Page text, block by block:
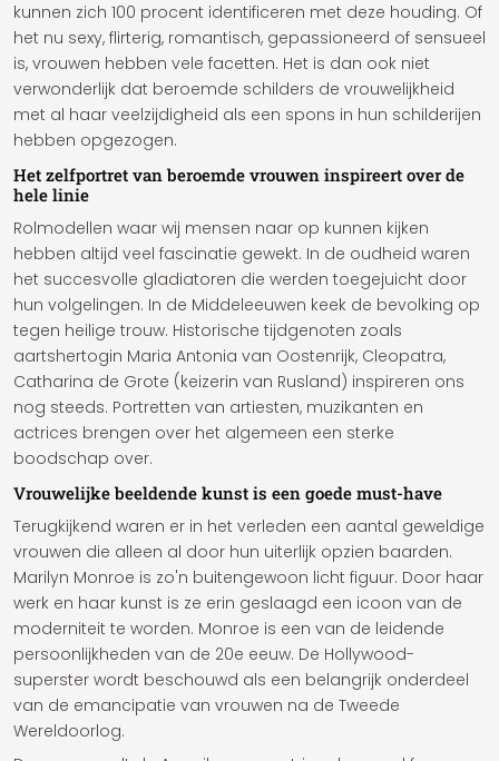
kunnen zich 100 procent identificeren met deze houding. Of
het nu sexy, flirterig, romantisch, gepassioneerd of sensueel
is, vrouwen hebben vele facetten. Het is dan ook niet
verwonderlijk dat beroemde schilders de vrouwelijkheid
met al haar veelzijdigheid als een spons in hun schilderijen
hebben opgezogen.
Het zelfportret van beroemde vrouwen inspireert over de
hele linie
Rolmodellen waar wij mensen naar op kunnen kijken
hebben altijd veel fascinatie gewekt. In de oudheid waren
het succesvolle gladiatoren die werden toegejuicht door
hun volgelingen. In de Middeleeuwen keek de bevolking op
tegen heilige trouw. Historische tijdgenoten zoals
aartshertogin Maria Antonia van Oostenrijk, Cleopatra,
Catharina de Grote (keizerin van Rusland) inspireren ons
nog steeds. Portretten van artiesten, muzikanten en
actrices brengen over het algemeen een sterke
boodschap over.
Vrouwelijke beeldende kunst is een goede must-have
Terugkijkend waren er in het verleden een aantal geweldige
vrouwen die alleen al door hun uiterlijk opzien baarden.
Marilyn Monroe is zo'n buitengewoon licht figuur. Door haar
werk en haar kunst is ze erin geslaagd een icoon van de
moderniteit te worden. Monroe is een van de leidende
persoonlijkheden van de 20e eeuw. De Hollywood-
superster wordt beschouwd als een belangrijk onderdeel
van de emancipatie van vrouwen na de Tweede
Wereldoorlog.